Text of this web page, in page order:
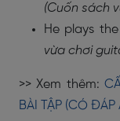
(Cuốn sách
He plays
vừa chơi
>> Xem thêm:
BÀI TẬP (CÓ ĐÁP